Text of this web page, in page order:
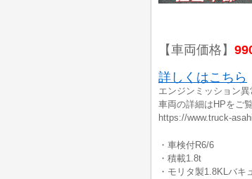
【車両価格】
詳しくはこちら
エンジンミッション異
車両の詳細はHPをご
https://www.truck-
・車検付R6/6
・積載1.8t
・モリタ製1.8KLバ